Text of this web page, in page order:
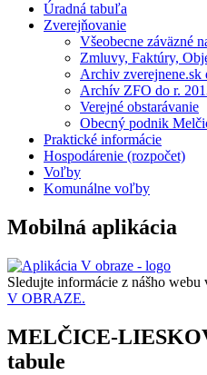
Úradná tabuľa
Zverejňovanie
Všeobecne záväzné
Zmluvy, Faktúry,
Archiv zverejnene.sk
Archív ZFO do r.
Verejné obstarávanie
Obecný podnik
Praktické informácie
Hospodárenie (rozpočet)
Voľby
Komunálne voľby
Mobilná aplikácia
Sledujte informácie z nášho webu
V OBRAZE.
MELČICE-
tabule